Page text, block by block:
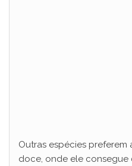
Outras espécies
doce, onde ele consegue